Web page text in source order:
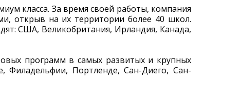
класса. За время своей работы, компания
открыв на их территории более 40 школ.
США, Великобритания, Ирландия, Канада,
программ в самых развитых и крупных
Филадельфии, Портленде, Сан-Диего, Сан-